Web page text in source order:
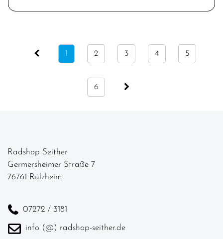
1 2 3 4 5
6
Radshop Seither
Germersheimer Straße 7
76761 Rülzheim
07272 / 3181
info (@) radshop-seither.de